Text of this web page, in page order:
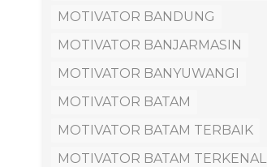
MOTIVATOR BANDUNG
MOTIVATOR BANJARMASIN
MOTIVATOR BANYUWANGI
MOTIVATOR BATAM
MOTIVATOR BATAM TERBAIK
MOTIVATOR BATAM TERKENAL